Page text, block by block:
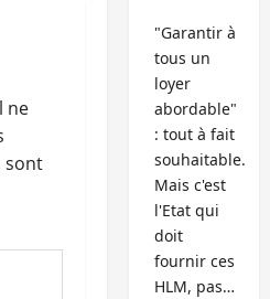
ne
sont
"Garantir à
tous un
loyer
abordable"
: tout à fait
souhaitable.
Mais c'est
l'Etat qui
doit
fournir ces
HLM, pas…